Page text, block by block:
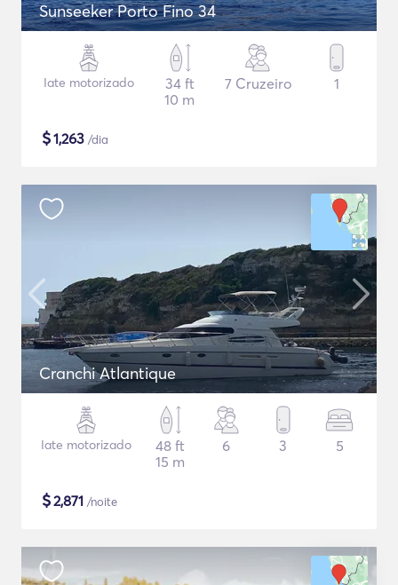
Sunseeker Porto Fino 34
Iate motorizado
34 ft
10 m
7 Cruzeiro 1
$1,263 /dia
Cranchi Atlantique
Iate motorizado
48 ft
15 m
6 3 5
$2,871 /noite